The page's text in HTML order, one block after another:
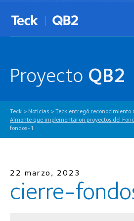
Proyecto QB2
Teck > Noticias > Teck entregó reconocimiento
Almonte que implementaron proyectos del
fondos-1
22 marzo, 2023
cierre-